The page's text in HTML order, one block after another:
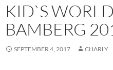
KID`S
BAMBERG
SEPTEMBER 4, 2017 CHARLY